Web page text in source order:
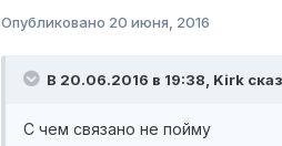
Опубликовано 20 июня, 2016
В 20.06.2016 в 19:38, Kirk
С чем связано не пойму